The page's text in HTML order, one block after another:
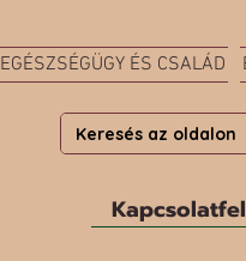
EGÉSZSÉGÜGY ÉS CSALÁD